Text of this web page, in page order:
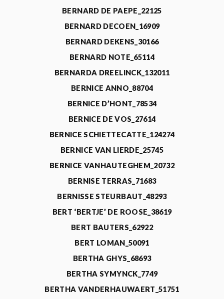
BERNARD DE PAEPE_22125
BERNARD DECOEN_16909
BERNARD DEKENS_30166
BERNARD NOTE_65114
BERNARDA DREELINCK_132011
BERNICE ANNO_88704
BERNICE D’HONT_78534
BERNICE DE VOS_27614
BERNICE SCHIETTECATTE_124274
BERNICE VAN LIERDE_25745
BERNICE VANHAUTEGHEM_20732
BERNISE TERRAS_71683
BERNISSE STEURBAUT_48293
BERT ‘BERTJE’ DE ROOSE_38619
BERT BAUTERS_62922
BERT LOMAN_50091
BERTHA GHYS_68693
BERTHA SYMYNCK_7749
BERTHA VANDERHAUWAERT_51751